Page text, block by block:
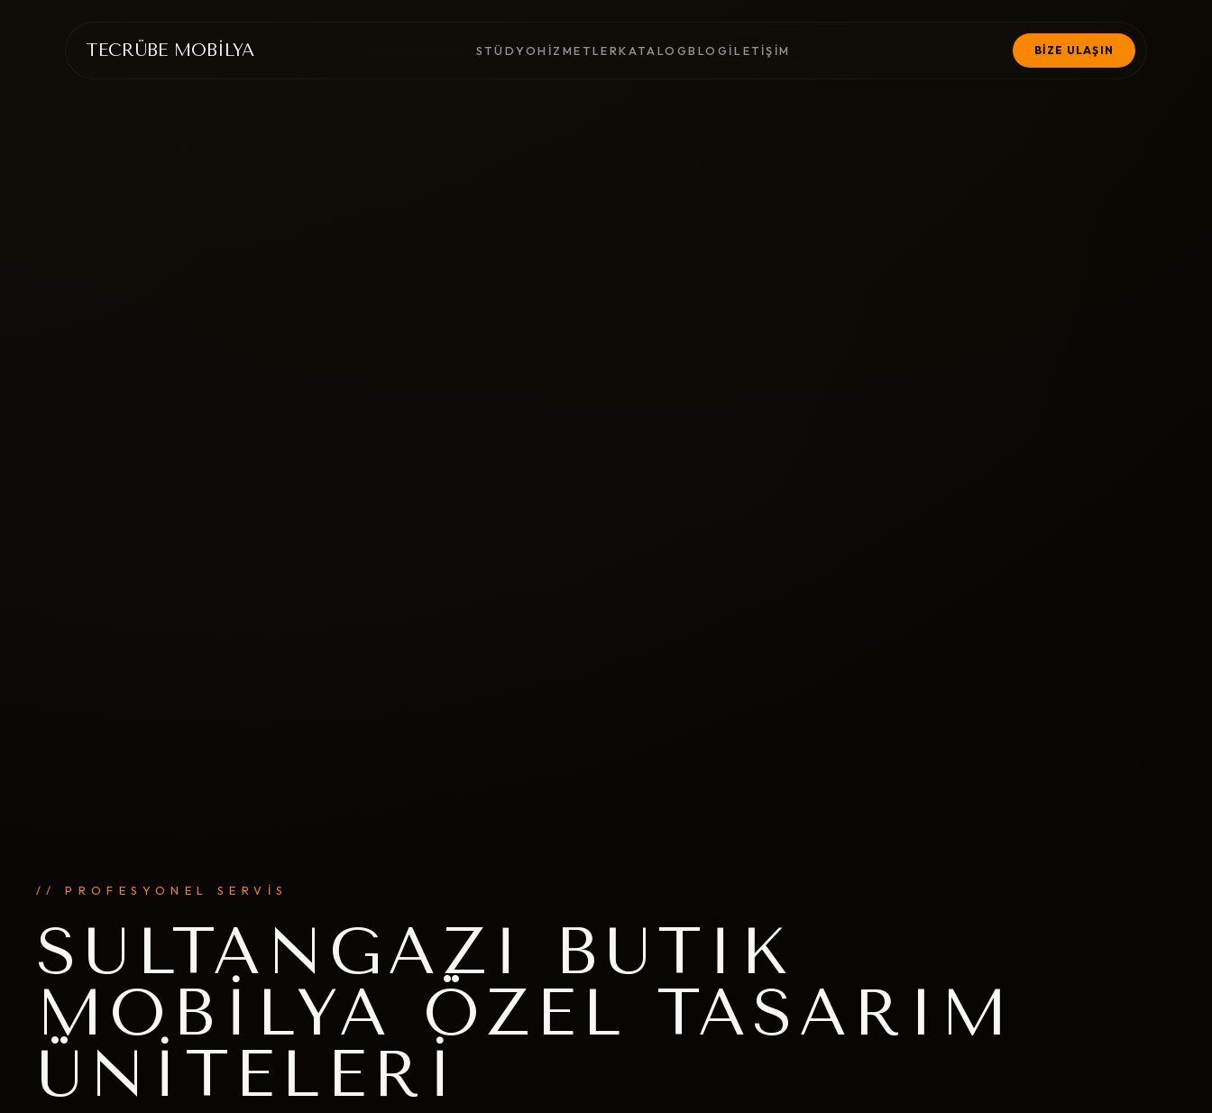
TECRÜBE MOBİLYA STÜDYOHIZMETLERKATALOGBLOG İLETIŞIM BİZE ULAŞIN
// PROFESYONEL SERVİS
SULTANGAZI BUTIK
MOBILYA ÖZEL TASARIM
ÜNITELERI